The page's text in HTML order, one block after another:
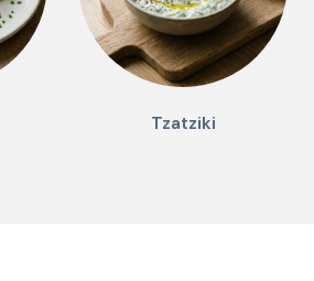
Tzatziki